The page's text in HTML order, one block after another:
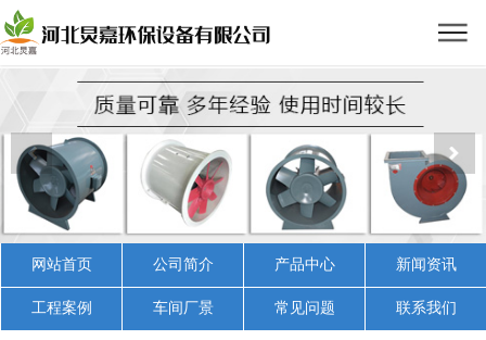
网站首页 公司简介 产品中心 新闻资讯
工程案例 车间厂景 常见问题 联系我们